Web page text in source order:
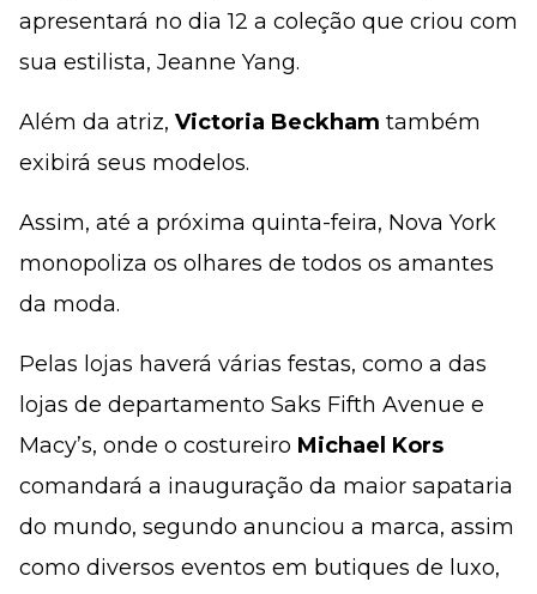
apresentará no dia 12 a coleção que criou com
sua estilista, Jeanne Yang.
Além da atriz, Victoria Beckham também
exibirá seus modelos.
Assim, até a próxima quinta-feira, Nova York
monopoliza os olhares de todos os amantes
da moda.
Pelas lojas haverá várias festas, como a das
lojas de departamento Saks Fifth Avenue e
Macy’s, onde o costureiro Michael Kors
comandará a inauguração da maior sapataria
do mundo, segundo anunciou a marca, assim
como diversos eventos em butiques de luxo,